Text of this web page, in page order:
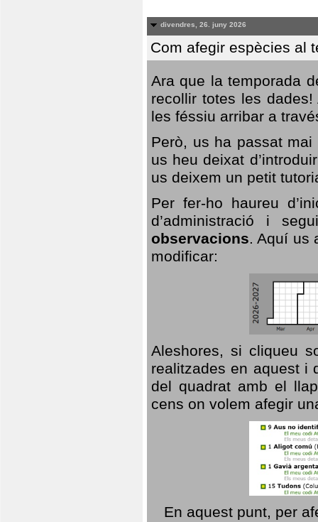
divendres, 26. juny 2026
Com afegir espècies al
Ara que la temporada
recollir totes les
les féssiu arribar a
Però, us ha passat
us heu deixat
us deixem un petit
Per fer-ho haureu
d’administració i
observacions. Aquí us
modificar:
Aleshores, si cliqueu
realitzades en aquest i
del quadrat amb el
cens on volem afegir
En aquest punt, per